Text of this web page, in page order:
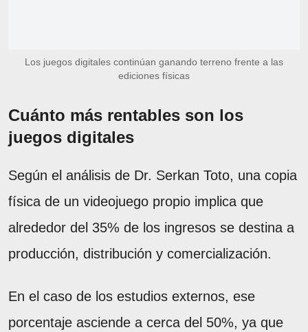
Los juegos digitales continúan ganando terreno frente a las
ediciones físicas
Cuánto más rentables son los
juegos digitales
Según el análisis de Dr. Serkan Toto, una copia
física de un videojuego propio implica que
alrededor del 35% de los ingresos se destina a
producción, distribución y comercialización.
En el caso de los estudios externos, ese
porcentaje asciende a cerca del 50%, ya que